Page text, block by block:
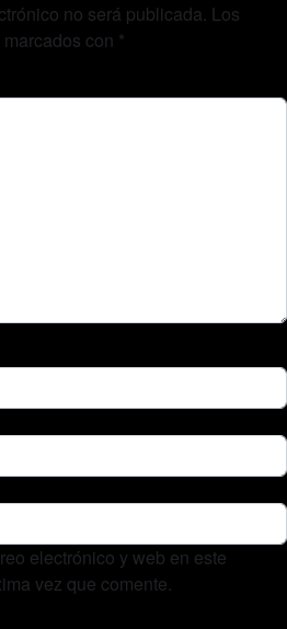
no será publicada. Los
con *
electrónico y web en este
vez que comente.